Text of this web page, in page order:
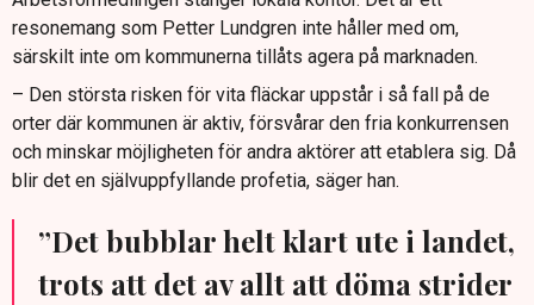
resonemang som Petter Lundgren inte håller med om,
särskilt inte om kommunerna tillåts agera på marknaden.
– Den största risken för vita fläckar uppstår i så fall på de
orter där kommunen är aktiv, försvårar den fria konkurrensen
och minskar möjligheten för andra aktörer att etablera sig. Då
blir det en självuppfyllande profetia, säger han.
”Det bubblar helt klart ute i landet,
trots att det av allt att döma strider